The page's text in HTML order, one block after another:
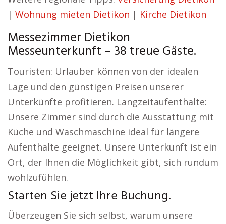
| Wohnung mieten Dietikon | Kirche Dietikon
Messezimmer Dietikon
Messeunterkunft – 38 treue Gäste.
Touristen: Urlauber können von der idealen
Lage und den günstigen Preisen unserer
Unterkünfte profitieren. Langzeitaufenthalte:
Unsere Zimmer sind durch die Ausstattung mit
Küche und Waschmaschine ideal für längere
Aufenthalte geeignet. Unsere Unterkunft ist ein
Ort, der Ihnen die Möglichkeit gibt, sich rundum
wohlzufühlen.
Starten Sie jetzt Ihre Buchung.
Überzeugen Sie sich selbst, warum unsere